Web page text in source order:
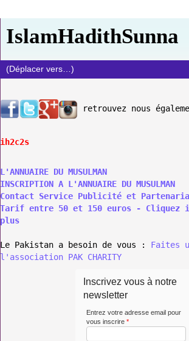
IslamHadithSunna
retrouvez nous
ih2c2s
L'ANNUAIRE DU MUSULMAN
INSCRIPTION A L'ANNUAIRE DU MUSULMAN
Contact Service Publicité et
Tarif entre 50 et 150 euros - Cliquez
plus
Le Pakistan a besoin de vous : Faites
l'association PAK CHARITY
Inscrivez vous à notre
newsletter
Entrez votre adresse email pour
vous inscrire *